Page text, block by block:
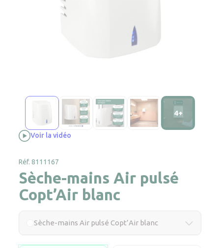
4+
Voir la vidéo
Réf. 8111167
Sèche-mains Air pulsé
Copt’Air blanc
Sèche-mains Air pulsé Copt’Air blanc